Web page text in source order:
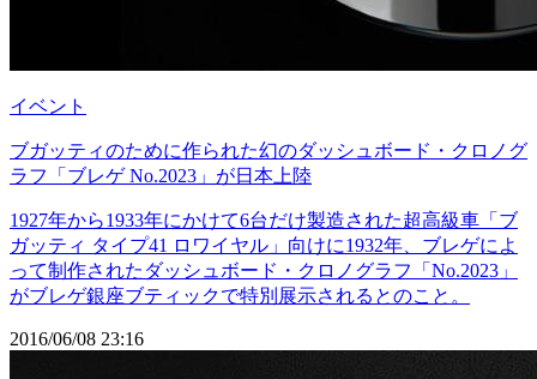
イベント
ブガッティのために作られた幻のダッシュボード・クロノグ
ラフ「ブレゲ No.2023」が日本上陸
1927年から1933年にかけて6台だけ製造された超高級車「ブ
ガッティ タイプ41 ロワイヤル」向けに1932年、ブレゲによ
って制作されたダッシュボード・クロノグラフ「No.2023」
がブレゲ銀座ブティックで特別展示されるとのこと。
2016/06/08 23:16